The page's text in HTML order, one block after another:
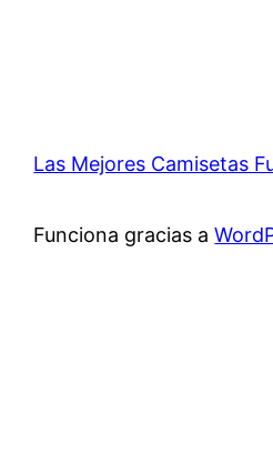
Las Mejores Camisetas
Funciona gracias a